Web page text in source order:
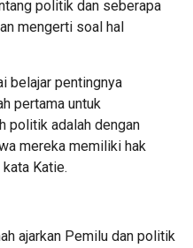
politik dan seberapa
mengerti soal hal
belajar pentingnya
pertama untuk
politik adalah dengan
mereka memiliki hak
Katie.
ajarkan Pemilu dan politik